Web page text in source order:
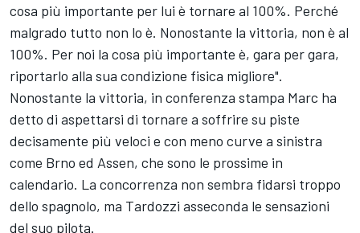
cosa più importante per lui è tornare al 100%. Perché
malgrado tutto non lo è. Nonostante la vittoria, non è al
100%. Per noi la cosa più importante è, gara per gara,
riportarlo alla sua condizione fisica migliore".
Nonostante la vittoria, in conferenza stampa Marc ha
detto di aspettarsi di tornare a soffrire su piste
decisamente più veloci e con meno curve a sinistra
come Brno ed Assen, che sono le prossime in
calendario. La concorrenza non sembra fidarsi troppo
dello spagnolo, ma Tardozzi asseconda le sensazioni
del suo pilota.